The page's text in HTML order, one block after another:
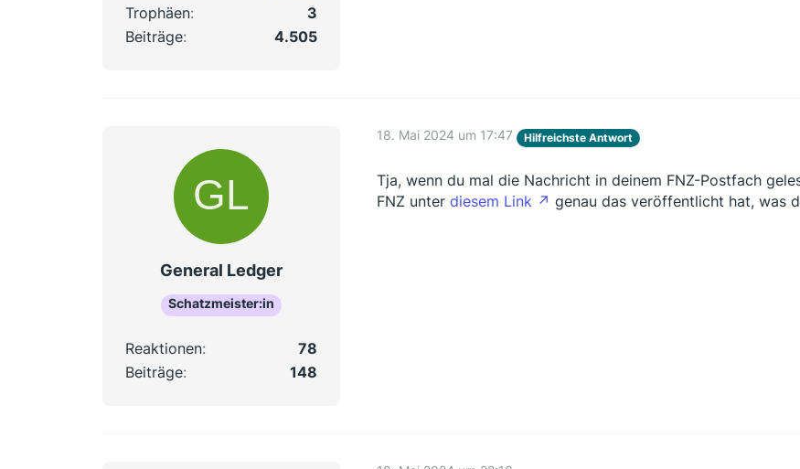
Trophäen
3
Beiträge
4.505
General Ledger
Schatzmeister:in
Reaktionen
78
Beiträge
148
18. Mai 2024 um 17:47 Hilfreichste Antwort
Tja, wenn du mal die Nachricht in deinem FNZ-Postfach
FNZ unter diesem Link genau das veröffentlicht hat, was